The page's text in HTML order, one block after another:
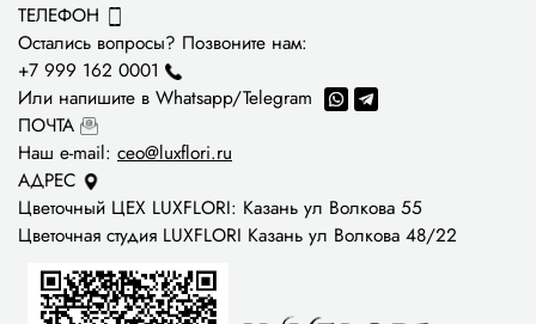
ТЕЛЕФОН
Остались вопросы? Позвоните нам:
+7 999 162 0001
Или напишите в Whatsapp/Telegram
ПОЧТА
Наш е-mail: ceo@luxflori.ru
АДРЕС
Цветочный ЦЕХ LUXFLORI: Казань ул Волкова 55
Цветочная студия LUXFLORI Казань ул Волкова 48/22